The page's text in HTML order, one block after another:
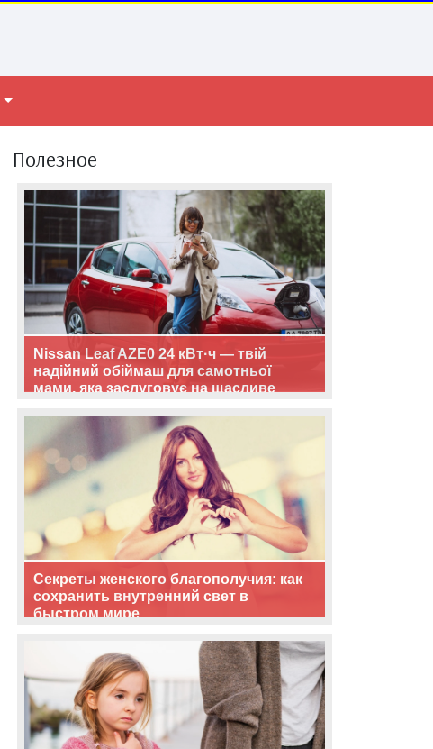
Полезное
Nissan Leaf AZE0 24 кВт·ч — твій
надійний обіймаш для самотньої
мами, яка заслуговує на щасливе
Секреты женского благополучия: как
сохранить внутренний свет в
быстром мире